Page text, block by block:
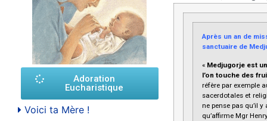
Adoration
Eucharistique
Voici ta Mère !
Après un an de
sanctuaire de
« Medjugorje est
l’on touche des
réfère par exemple
sacerdotales et
ne pense pas qu’il y
qu’affirme Mgr